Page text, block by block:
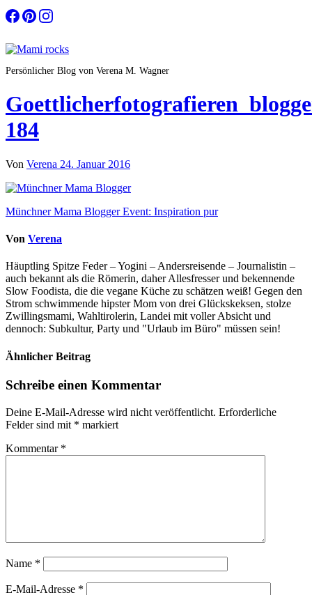
Zum
Inhalt
Persönlicher Blog von Verena M. Wagner
184
Von Verena 24. Januar 2016
Beitragsnavigation
Münchner Mama Blogger Event: Inspiration pur
Von Verena
Häuptling Spitze Feder – Yogini – Andersreisende – Journalistin –
auch bekannt als die Römerin, daher Allesfresser und bekennende
Slow Foodista, die die vegane Küche zu schätzen weiß! Gegen den
Strom schwimmende hipster Mom von drei Glückskeksen, stolze
Zwillingsmami, Wahltirolerin, Landei mit voller Absicht und
dennoch: Subkultur, Party und "Urlaub im Büro" müssen sein!
Ähnlicher Beitrag
Schreibe einen Kommentar
Deine E-Mail-Adresse wird nicht veröffentlicht. Erforderliche
Felder sind mit * markiert
Kommentar *
Name *
E-Mail-Adresse *